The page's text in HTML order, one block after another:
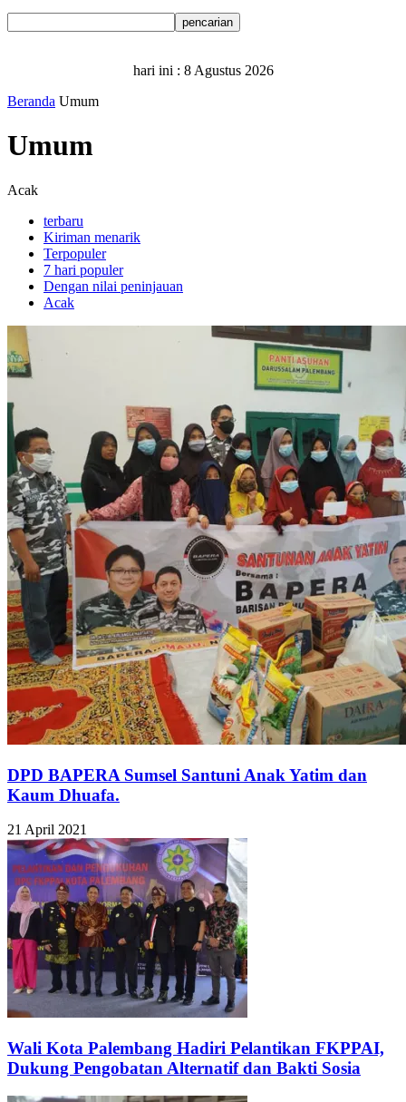
hari ini : 8 Agustus 2026
Beranda Umum
Umum
Acak
terbaru
Kiriman menarik
Terpopuler
7 hari populer
Dengan nilai peninjauan
Acak
DPD BAPERA Sumsel Santuni Anak Yatim dan
Kaum Dhuafa.
21 April 2021
Wali Kota Palembang Hadiri Pelantikan FKPPAI,
Dukung Pengobatan Alternatif dan Bakti Sosia